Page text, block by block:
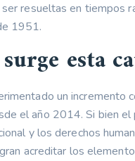
resueltas en tiempos
1951.
esta
un incremento
el año 2014. Si bien el
y los derechos
acreditar los